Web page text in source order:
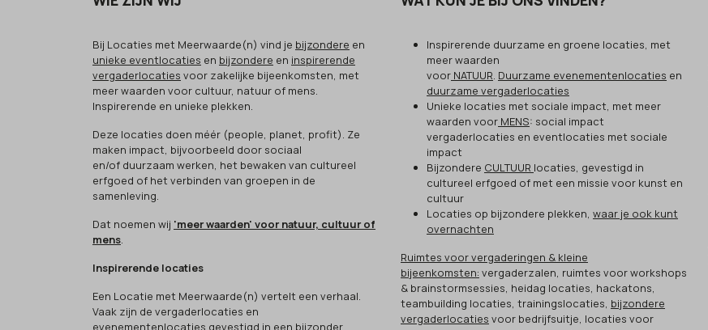
Bij Locaties met Meerwaarde(n) vind je bijzondere en
unieke eventlocaties en bijzondere en inspirerende
vergaderlocaties voor zakelijke bijeenkomsten, met
meer waarden voor cultuur, natuur of mens.
Inspirerende en unieke plekken.
Deze locaties doen méér (people, planet, profit). Ze
maken impact, bijvoorbeeld door sociaal
en/of duurzaam werken, het bewaken van cultureel
erfgoed of het verbinden van groepen in de
samenleving.
Dat noemen wij 'meer waarden' voor natuur, cultuur of
mens.
Inspirerende locaties
Een Locatie met Meerwaarde(n) vertelt een verhaal.
Vaak zijn de vergaderlocaties en
evenementenlocaties gevestigd in een bijzonder
Inspirerende duurzame en groene locaties, met
meer waarden
voor NATUUR. Duurzame evenementenlocaties en
duurzame vergaderlocaties
Unieke locaties met sociale impact, met meer
waarden voor MENS: social impact
vergaderlocaties en eventlocaties met sociale
impact
Bijzondere CULTUUR locaties, gevestigd in
cultureel erfgoed of met een missie voor kunst en
cultuur
Locaties op bijzondere plekken, waar je ook kunt
overnachten
Ruimtes voor vergaderingen & kleine
bijeenkomsten: vergaderzalen, ruimtes voor workshops
& brainstormsessies, heidag locaties, hackatons,
teambuilding locaties, trainingslocaties, bijzondere
vergaderlocaties voor bedrijfsuitje, locaties voor